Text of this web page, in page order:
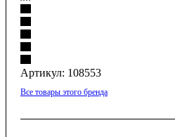
Артикул: 108553
Все товары этого бренда